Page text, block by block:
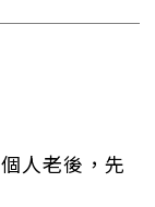
人老後，先